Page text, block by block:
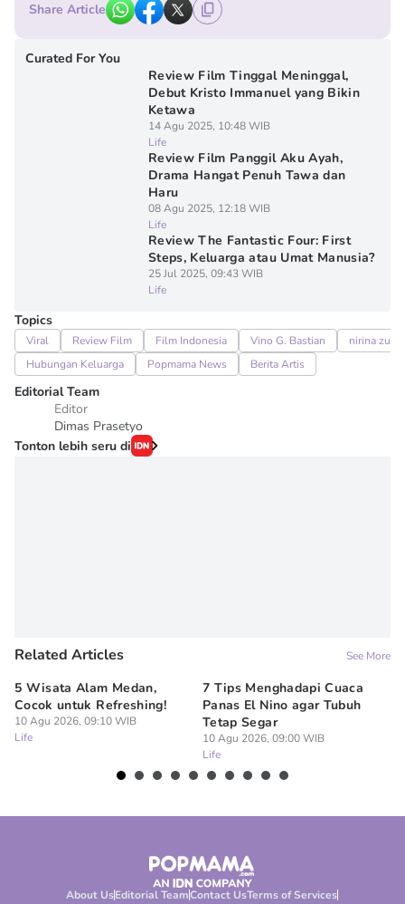
Share Article
Curated For You
Review Film Tinggal Meninggal,
Debut Kristo Immanuel yang Bikin
Ketawa
14 Agu 2025, 10:48 WIB
Life
Review Film Panggil Aku Ayah,
Drama Hangat Penuh Tawa dan
Haru
08 Agu 2025, 12:18 WIB
Life
Review The Fantastic Four: First
Steps, Keluarga atau Umat Manusia?
25 Jul 2025, 09:43 WIB
Life
Topics
Viral Review Film Film Indonesia Vino G. Bastian
nirina zubir
Hubungan Keluarga
Popmama News Berita Artis
Editorial Team
Editor
Dimas Prasetyo
Tonton lebih seru di
Related Articles See More
5 Wisata Alam Medan,
Cocok untuk Refreshing!
10 Agu 2026, 09:10 WIB
Life
7 Tips Menghadapi Cuaca
Panas El Nino agar Tubuh
Tetap Segar
10 Agu 2026, 09:00 WIB
Life
About UsEditorial TeamContact UsTerms of Services